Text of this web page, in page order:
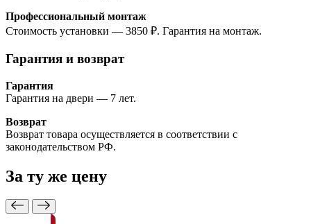
Профессиональный монтаж
Стоимость установки — 3850 ₽. Гарантия на монтаж.
Гарантия и возврат
Гарантия
Гарантия на двери — 7 лет.
Возврат
Возврат товара осуществляется в соответствии с
законодательством РФ.
За ту же цену